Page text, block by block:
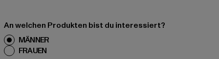
An welchen Produkten bist du interessiert?
MÄNNER
FRAUEN